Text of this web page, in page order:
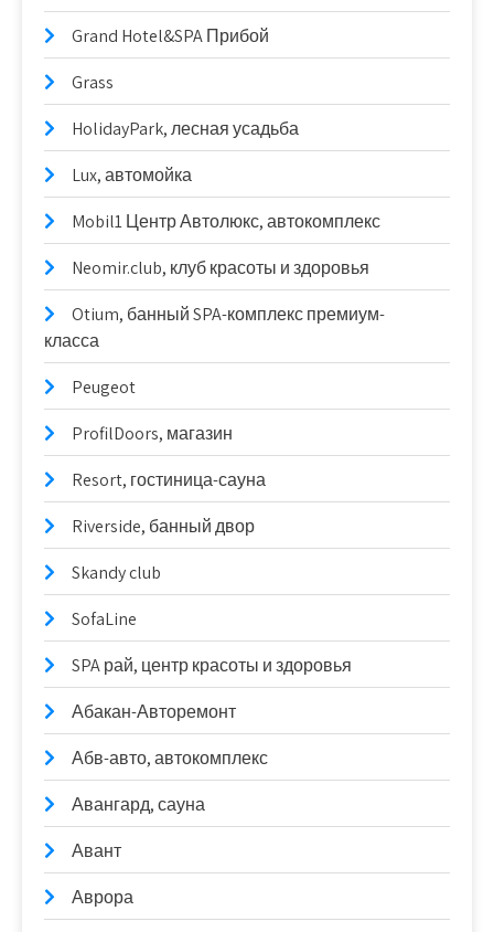
Grand Hotel&SPA Прибой
Grass
HolidayPark, лесная усадьба
Lux, автомойка
Mobil1 Центр Автолюкс, автокомплекс
Neomir.club, клуб красоты и здоровья
Otium, банный SPA-комплекс премиум-
класса
Peugeot
ProfilDoors, магазин
Resort, гостиница-сауна
Riverside, банный двор
Skandy club
SofaLine
SPA рай, центр красоты и здоровья
Абакан-Авторемонт
Абв-авто, автокомплекс
Авангард, сауна
Авант
Аврора